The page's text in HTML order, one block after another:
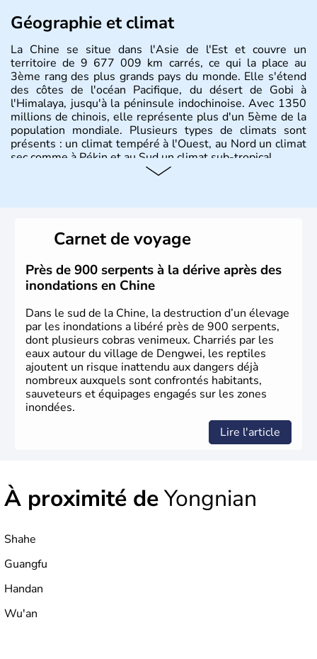
Géographie et climat
La Chine se situe dans l'Asie de l'Est et couvre un
territoire de 9 677 009 km carrés, ce qui la place au
3ème rang des plus grands pays du monde. Elle s'étend
des côtes de l'océan Pacifique, du désert de Gobi à
l'Himalaya, jusqu'à la péninsule indochinoise. Avec 1350
millions de chinois, elle représente plus d'un 5ème de la
population mondiale. Plusieurs types de climats sont
présents : un climat tempéré à l'Ouest, au Nord un climat
sec comme à Pékin et au Sud un climat sub-tropical.
dynasties. La dynastie Qing a été la dernière à régner
jusqu'aux guerres de l'opium lorsque la Chine s'est
constituée comme nation et a retrouvé son indépendance
en 1945. Illustre pays en matière d'inventions avant-
gardistes, la Chine a été la première utilisatrice du papier,
de l'imprimerie à caractères mobiles, de la boussole et de
la poudre à canon.
Carnet de voyage
Près de 900 serpents à la dérive après des
inondations en Chine
Dans le sud de la Chine, la destruction d’un élevage
par les inondations a libéré près de 900 serpents,
dont plusieurs cobras venimeux. Charriés par les
eaux autour du village de Dengwei, les reptiles
ajoutent un risque inattendu aux dangers déjà
nombreux auxquels sont confrontés habitants,
sauveteurs et équipages engagés sur les zones
inondées.
Lire l'article
À proximité deYongnian
Shahe
Guangfu
Handan
Wu'an